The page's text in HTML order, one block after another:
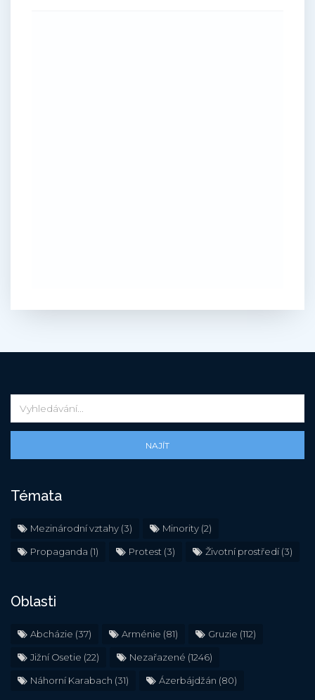
NAJÍT
Témata
Mezinárodní vztahy (3) Minority (2)
Propaganda (1) Protest (3) Životní prostředí(3)
Oblasti
Abcházie (37) Arménie (81) Gruzie (112)
Jižní Osetie (22) Nezařazené (1246)
Náhorní Karabach (31) Ázerbájdžán (80)